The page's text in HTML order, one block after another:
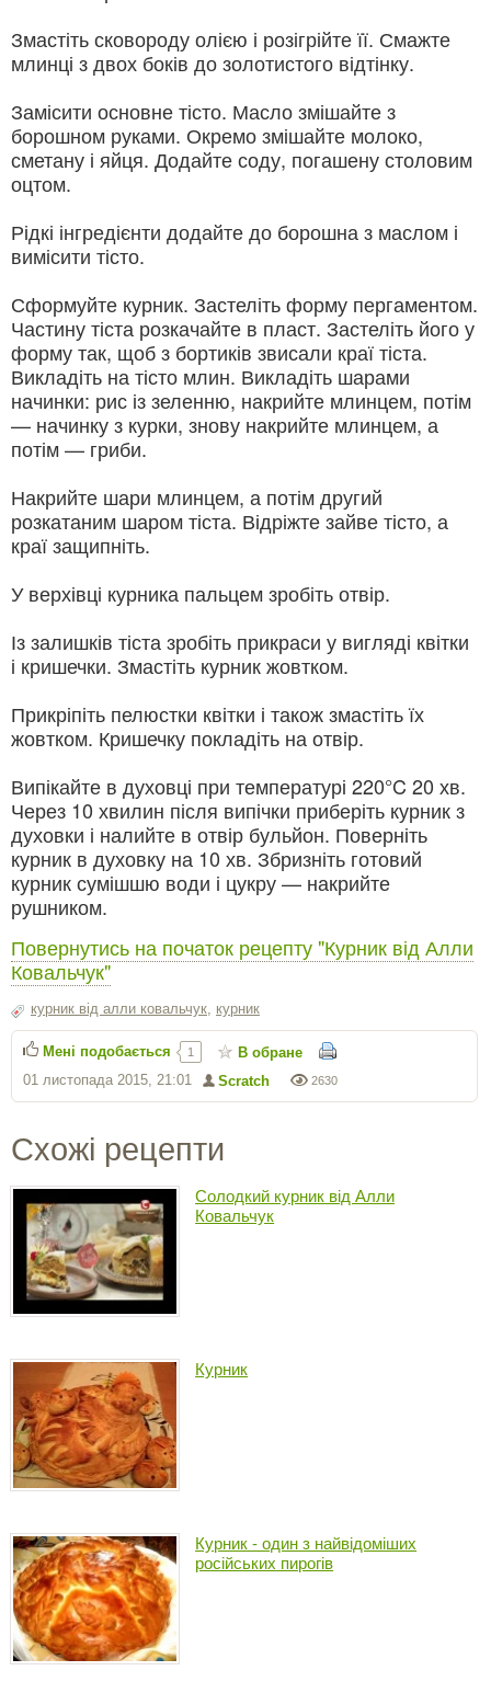
Змастіть сковороду олією і розігрійте її. Смажте
млинці з двох боків до золотистого відтінку.
Замісити основне тісто. Масло змішайте з
борошном руками. Окремо змішайте молоко,
сметану і яйця. Додайте соду, погашену столовим
оцтом.
Рідкі інгредієнти додайте до борошна з маслом і
вимісити тісто.
Сформуйте курник. Застеліть форму пергаментом.
Частину тіста розкачайте в пласт. Застеліть його у
форму так, щоб з бортиків звисали краї тіста.
Викладіть на тісто млин. Викладіть шарами
начинки: рис із зеленню, накрийте млинцем, потім
— начинку з курки, знову накрийте млинцем, а
потім — гриби.
Накрийте шари млинцем, а потім другий
розкатаним шаром тіста. Відріжте зайве тісто, а
краї защипніть.
У верхівці курника пальцем зробіть отвір.
Із залишків тіста зробіть прикраси у вигляді квітки
і кришечки. Змастіть курник жовтком.
Прикріпіть пелюстки квітки і також змастіть їх
жовтком. Кришечку покладіть на отвір.
Випікайте в духовці при температурі 220°C 20 хв.
Через 10 хвилин після випічки приберіть курник з
духовки і налийте в отвір бульйон. Поверніть
курник в духовку на 10 хв. Збризніть готовий
курник сумішшю води і цукру — накрийте
рушником.
Повернутись на початок рецепту "Курник від Алли
Ковальчук"
курник від алли ковальчук, курник
2630
Scratch
01 листопада 2015, 21:01
Мені подобається 1 В обране
Схожі рецепти
Солодкий курник від Алли
Ковальчук
Курник
Курник - один з найвідоміших
російських пирогів